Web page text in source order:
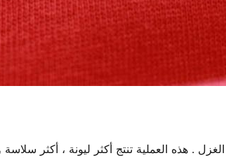
العملية تنتج أكثر ليونة ، أكثر سلاسة